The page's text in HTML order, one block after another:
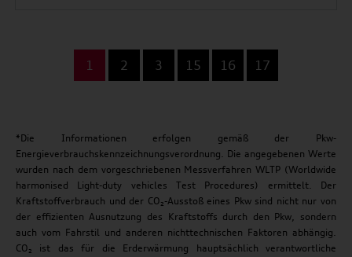
1 2 3 15 16 17
*Die Informationen erfolgen gemäß der Pkw-
Energieverbrauchskennzeichnungsverordnung. Die angegebenen Werte
wurden nach dem vorgeschriebenen Messverfahren WLTP (Worldwide
harmonised Light-duty vehicles Test Procedures) ermittelt. Der
Kraftstoffverbrauch und der CO₂-Ausstoß eines Pkw sind nicht nur von
der effizienten Ausnutzung des Kraftstoffs durch den Pkw, sondern
auch vom Fahrstil und anderen nichttechnischen Faktoren abhängig.
CO₂ ist das für die Erderwärmung hauptsächlich verantwortliche